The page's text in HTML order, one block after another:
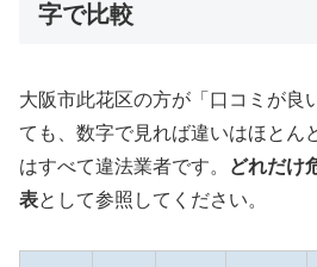
字で比較
大阪市此花区の方が「口コミが良
ても、数字で見れば違いはほとん
はすべて違法業者です。
どれだけ
表として参照してください。